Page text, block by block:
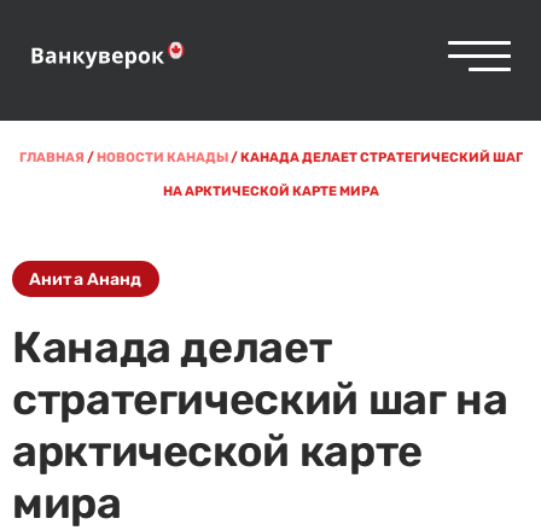
ГЛАВНАЯ /НОВОСТИ КАНАДЫ/КАНАДА ДЕЛАЕТ СТРАТЕГИЧЕСКИЙ ШАГ
НА АРКТИЧЕСКОЙ КАРТЕ МИРА
Анита Ананд
Канада делает
стратегический шаг на
арктической карте
мира